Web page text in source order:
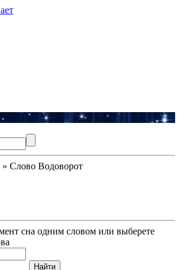
» Слово Водоворот
сна одним словом или выберете